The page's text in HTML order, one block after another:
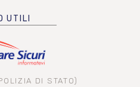
UTILI
DI STATO)